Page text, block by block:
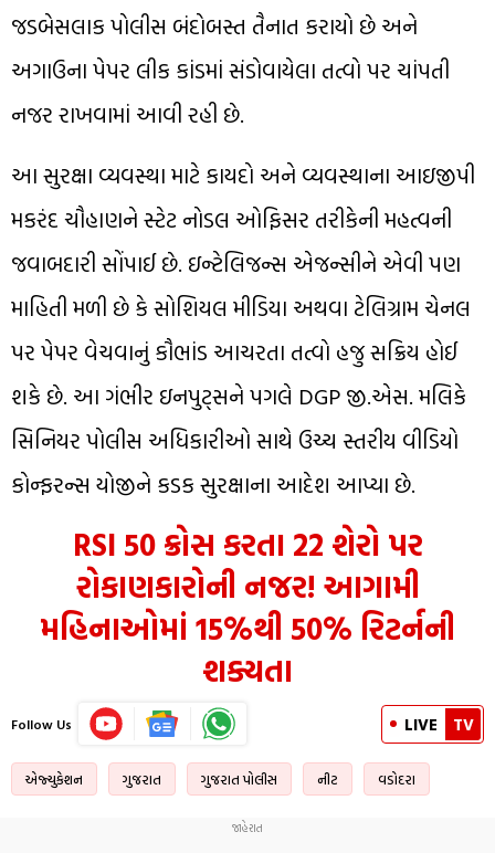
જડબેસલાક પોલીસ બંદોબસ્ત તૈનાત કરાયો છે અને
અગાઉના પેપર લીક કાંડમાં સંડોવાયેલા તત્વો પર ચાંપતી
નજર રાખવામાં આવી રહી છે.
આ સુરક્ષા વ્યવસ્થા માટે કાયદો અને વ્યવસ્થાના આઇજીપી
મકરંદ ચૌહાણને સ્ટેટ નોડલ ઓફિસર તરીકેની મહત્વની
જવાબદારી સોંપાઈ છે. ઇન્ટેલિજન્સ એજન્સીને એવી પણ
માહિતી મળી છે કે સોશિયલ મીડિયા અથવા ટેલિગ્રામ ચેનલ
પર પેપર વેચવાનું કૌભાંડ આચરતા તત્વો હજુ સક્રિય હોઈ
શકે છે. આ ગંભીર ઇનપુટ્સને પગલે DGP જી.એસ. મલિકે
સિનિયર પોલીસ અધિકારીઓ સાથે ઉચ્ચ સ્તરીય વીડિયો
કોન્ફરન્સ યોજીને કડક સુરક્ષાના આદેશ આપ્યા છે.
RSI 50 ક્રોસ કરતા 22 શેરો પર
રોકાણકારોની નજર! આગામી
મહિનાઓમાં 15%થી 50% રિટર્નની
શક્યતા
Follow Us LIVE TV
એજ્યુકેશન ગુજરાત ગુજરાત પોલીસ નીટ વડોદરા